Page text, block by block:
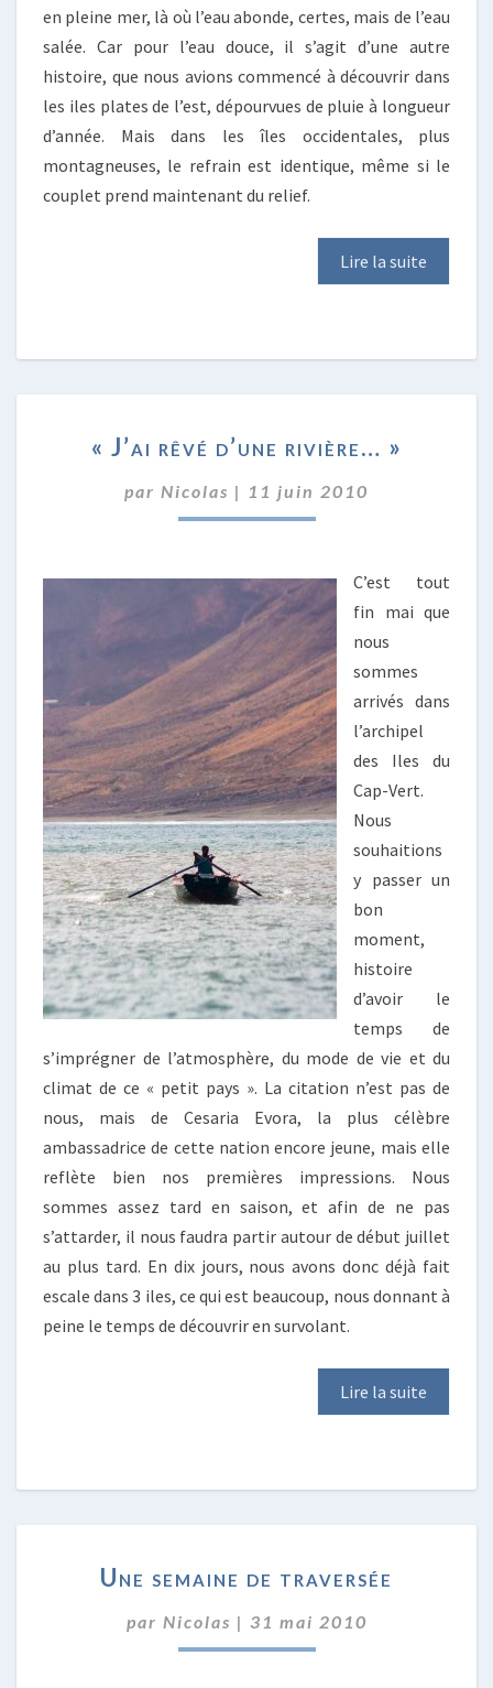
en pleine mer, là où l’eau abonde, certes, mais de l’eau
salée. Car pour l’eau douce, il s’agit d’une autre
histoire, que nous avions commencé à découvrir dans
les iles plates de l’est, dépourvues de pluie à longueur
d’année. Mais dans les îles occidentales, plus
montagneuses, le refrain est identique, même si le
couplet prend maintenant du relief.
Lire la suite
RÊVÉ
RIVIÈRE… »
« J’ai rêvé d’une rivière… »
par Nicolas | 11 juin 2010
C’est tout
fin mai que
nous
sommes
arrivés dans
l’archipel
des Iles du
Cap-Vert.
Nous
souhaitions
y passer un
bon
moment,
histoire
d’avoir le
temps de
s’imprégner de l’atmosphère, du mode de vie et du
climat de ce « petit pays ». La citation n’est pas de
nous, mais de Cesaria Evora, la plus célèbre
ambassadrice de cette nation encore jeune, mais elle
reflète bien nos premières impressions. Nous
sommes assez tard en saison, et afin de ne pas
s’attarder, il nous faudra partir autour de début juillet
au plus tard. En dix jours, nous avons donc déjà fait
escale dans 3 iles, ce qui est beaucoup, nous donnant à
peine le temps de découvrir en survolant.
Lire la suite
SEMAINE
TRAVERSÉE
Une semaine de traversée
par Nicolas | 31 mai 2010